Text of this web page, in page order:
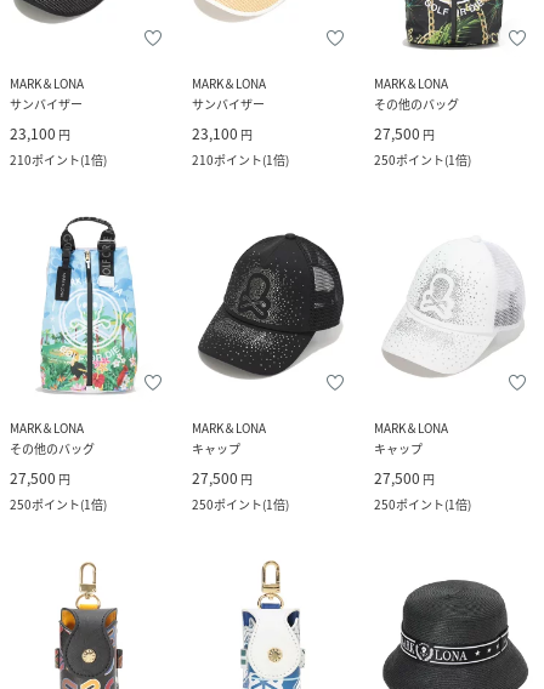
MARK＆LONA
サンバイザー
23,100 円
210ポイント(1倍)
MARK＆LONA
サンバイザー
23,100 円
210ポイント(1倍)
MARK＆LONA
その他のバッグ
27,500 円
250ポイント(1倍)
MARK＆LONA
その他のバッグ
27,500 円
250ポイント(1倍)
MARK＆LONA
キャップ
27,500 円
250ポイント(1倍)
MARK＆LONA
キャップ
27,500 円
250ポイント(1倍)